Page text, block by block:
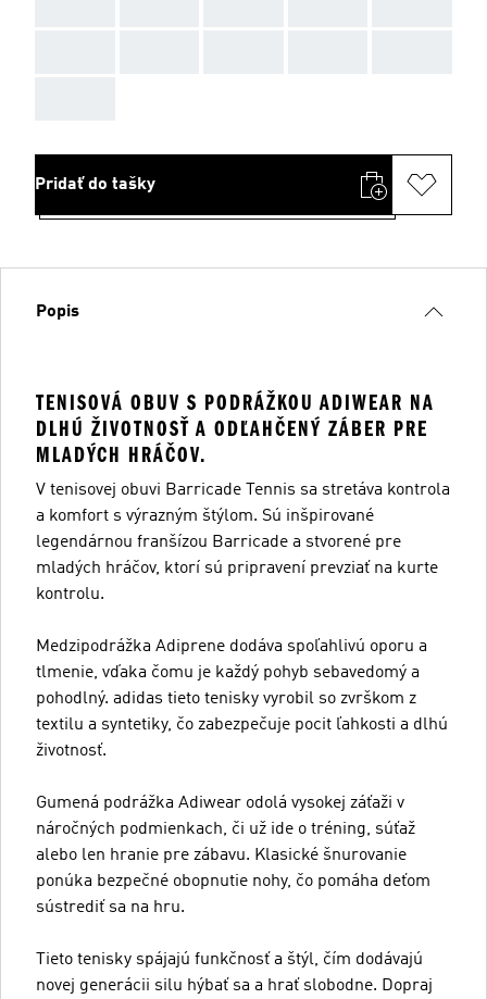
Pridať do tašky
Popis
TENISOVÁ OBUV S PODRÁŽKOU ADIWEAR NA
DLHÚ ŽIVOTNOSŤ A ODĽAHČENÝ ZÁBER PRE
MLADÝCH HRÁČOV.
V tenisovej obuvi Barricade Tennis sa stretáva kontrola
a komfort s výrazným štýlom. Sú inšpirované
legendárnou franšízou Barricade a stvorené pre
mladých hráčov, ktorí sú pripravení prevziať na kurte
kontrolu.
Medzipodrážka Adiprene dodáva spoľahlivú oporu a
tlmenie, vďaka čomu je každý pohyb sebavedomý a
pohodlný. adidas tieto tenisky vyrobil so zvrškom z
textilu a syntetiky, čo zabezpečuje pocit ľahkosti a dlhú
životnosť.
Gumená podrážka Adiwear odolá vysokej záťaži v
náročných podmienkach, či už ide o tréning, súťaž
alebo len hranie pre zábavu. Klasické šnurovanie
ponúka bezpečné obopnutie nohy, čo pomáha deťom
sústrediť sa na hru.
Tieto tenisky spájajú funkčnosť a štýl, čím dodávajú
novej generácii silu hýbať sa a hrať slobodne. Dopraj